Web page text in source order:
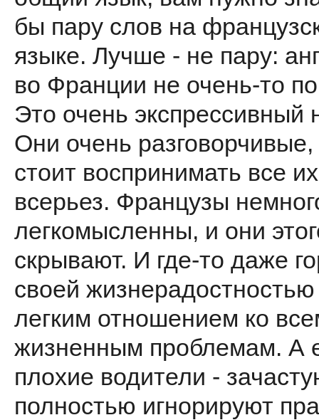
бы пару слов на
языке. Лучше - не пару:
во Франции не очень-то
Это очень экспрессивный
Они очень
стоит воспринимать все
всерьез. Французы
легкомысленны, и они
скрывают. И где-то даже
своей
легким отношением ко
жизненным проблемам. А
плохие водители -
полностью игнорируют